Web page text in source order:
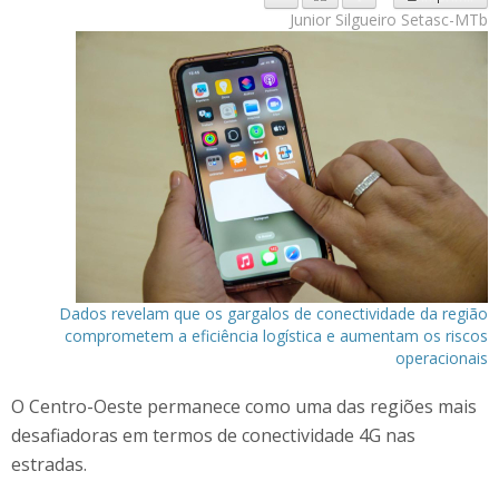
Junior Silgueiro Setasc-MTb
Dados revelam que os gargalos de conectividade da região
comprometem a eficiência logística e aumentam os riscos
operacionais
O Centro-Oeste permanece como uma das regiões mais
desafiadoras em termos de conectividade 4G nas
estradas.